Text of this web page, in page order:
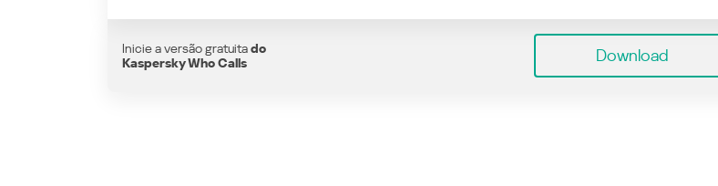
Inicie a versão gratuitado
Kaspersky Who Calls
Download